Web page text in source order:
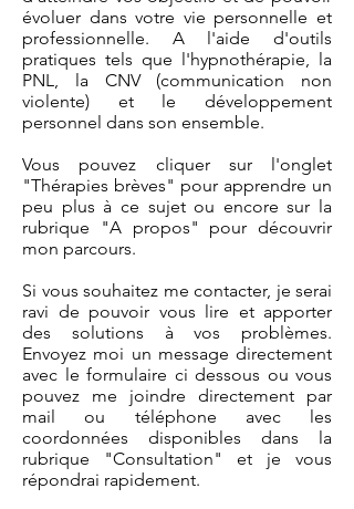
évoluer dans votre vie personnelle et
professionnelle. A l'aide d'outils
pratiques tels que l'hypnothérapie, la
PNL, la CNV (communication non
violente) et le développement
personnel dans son ensemble.
Vous pouvez cliquer sur l'onglet
"Thérapies brèves" pour apprendre un
peu plus à ce sujet ou encore sur la
rubrique "A propos" pour découvrir
mon parcours.
Si vous souhaitez me contacter, je serai
ravi de pouvoir vous lire et apporter
des solutions à vos problèmes.
Envoyez moi un message directement
avec le formulaire ci dessous ou vous
pouvez me joindre directement par
mail ou téléphone avec les
coordonnées disponibles dans la
rubrique "Consultation" et je vous
répondrai rapidement.